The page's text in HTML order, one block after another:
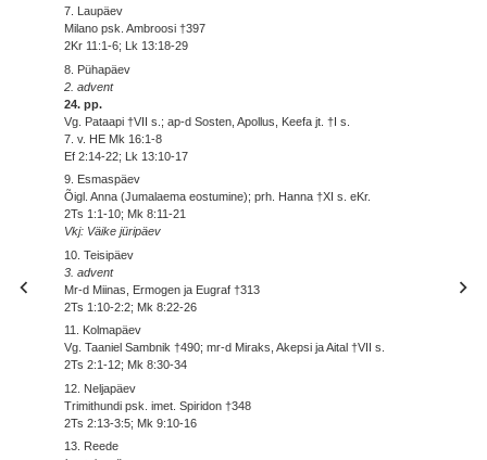
7. Laupäev
Milano psk. Ambroosi †397
2Kr 11:1-6; Lk 13:18-29
8. Pühapäev
2. advent
24. pp.
Vg. Pataapi †VII s.; ap-d Sosten, Apollus, Keefa jt. †I s.
7. v. HE Mk 16:1-8
Ef 2:14-22; Lk 13:10-17
9. Esmaspäev
Õigl. Anna (Jumalaema eostumine); prh. Hanna †XI s. eKr.
2Ts 1:1-10; Mk 8:11-21
Vkj: Väike jüripäev
10. Teisipäev
3. advent
Mr-d Miinas, Ermogen ja Eugraf †313
2Ts 1:10-2:2; Mk 8:22-26
11. Kolmapäev
Vg. Taaniel Sambnik †490; mr-d Miraks, Akepsi ja Aital †VII s.
2Ts 2:1-12; Mk 8:30-34
12. Neljapäev
Trimithundi psk. imet. Spiridon †348
2Ts 2:13-3:5; Mk 9:10-16
13. Reede